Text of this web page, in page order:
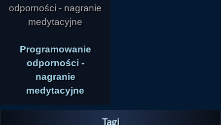
Programowanie
odporności -
nagranie
medytacyjne
Tagi